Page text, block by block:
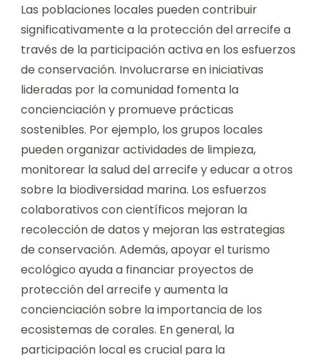
Las poblaciones locales pueden contribuir
significativamente a la protección del arrecife a
través de la participación activa en los esfuerzos
de conservación. Involucrarse en iniciativas
lideradas por la comunidad fomenta la
concienciación y promueve prácticas
sostenibles. Por ejemplo, los grupos locales
pueden organizar actividades de limpieza,
monitorear la salud del arrecife y educar a otros
sobre la biodiversidad marina. Los esfuerzos
colaborativos con científicos mejoran la
recolección de datos y mejoran las estrategias
de conservación. Además, apoyar el turismo
ecológico ayuda a financiar proyectos de
protección del arrecife y aumenta la
concienciación sobre la importancia de los
ecosistemas de corales. En general, la
participación local es crucial para la